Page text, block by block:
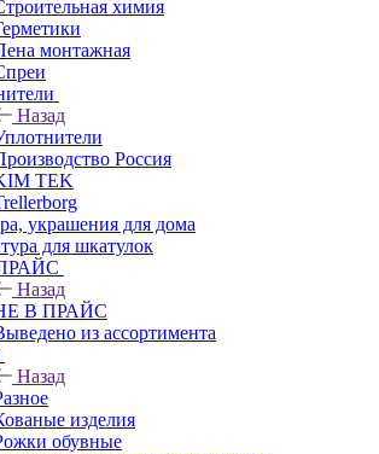
химия
монтажная
Назад
Россия
TEK
украшения для дома
для шкатулок
Назад
В ПРАЙС
из ассортимента
Назад
изделия
обувные